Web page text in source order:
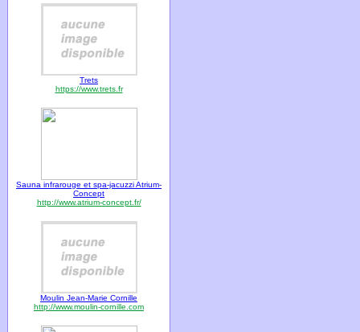
Trets
https://www.trets.fr
Sauna infrarouge et spa-jacuzzi Atrium-
Concept
http://www.atrium-concept.fr/
Moulin Jean-Marie Cornille
http://www.moulin-cornille.com